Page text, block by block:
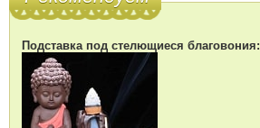
Подставка под стелющиеся благовония: